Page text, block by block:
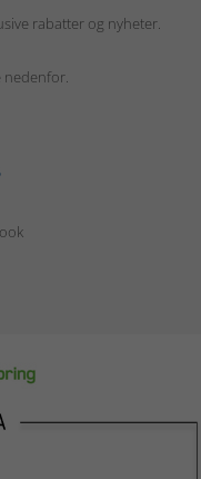
rabatter og nyheter.
nedenfor.